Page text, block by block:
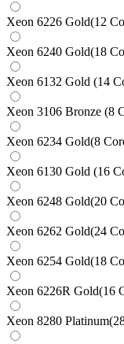
Xeon 6226 Gold(12
Xeon 6240 Gold(18
Xeon 6132 Gold (14
Xeon 3106 Bronze (8
Xeon 6234 Gold(8
Xeon 6130 Gold (16
Xeon 6248 Gold(20
Xeon 6262 Gold(24
Xeon 6254 Gold(18
Xeon 6226R Gold(16
Xeon 8280